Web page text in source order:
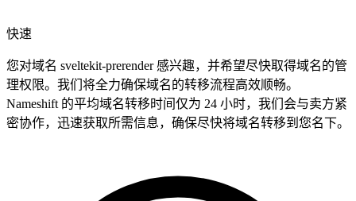
快速
您对域名 sveltekit-prerender 感兴趣，并希望尽快取得域名的管
理权限。我们将全力确保域名的转移流程高效顺畅。
Nameshift 的平均域名转移时间仅为 24 小时，我们会与卖方紧
密协作，迅速获取所需信息，确保尽快将域名转移到您名下。